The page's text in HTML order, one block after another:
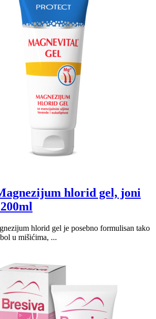
hlorid gel, joni
hlorid gel je posebno formulisan tako
u mišićima, ...